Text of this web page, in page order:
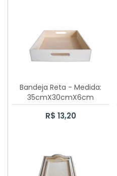
CAIXA MINI CHANDON 3 LUGARES
100 CAIXAS SAPATO 7X7X5CM
70 CAIXAS SAPATO 10X10X5CM
CAIXA SAPATO 12X12X5CM
Bandeja Reta - Medida:
35cmX30cmX6cm
R$ 13,20